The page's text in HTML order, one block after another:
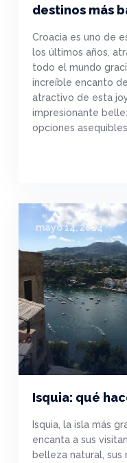
destinos más
Croacia es uno de
los últimos años,
todo el mundo
increíble encanto
atractivo de esta
impresionante
opciones
mayo 14, 2024
Isquia: qué
Isquia, la isla más
encanta a sus
belleza natural, sus